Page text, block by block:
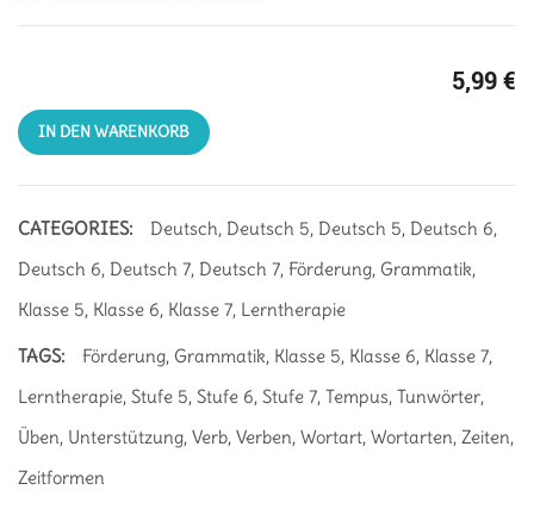
5,99€
IN DEN WARENKORB
CATEGORIES: Deutsch, Deutsch 5, Deutsch 5, Deutsch 6,
Deutsch 6, Deutsch 7, Deutsch 7, Förderung, Grammatik,
Klasse 5, Klasse 6, Klasse 7, Lerntherapie
TAGS: Förderung, Grammatik, Klasse 5, Klasse 6, Klasse 7,
Lerntherapie, Stufe 5, Stufe 6, Stufe 7, Tempus, Tunwörter,
Üben, Unterstützung, Verb, Verben, Wortart, Wortarten, Zeiten,
Zeitformen